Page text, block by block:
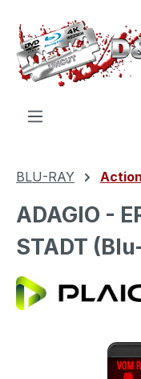
Zum Hauptinhalt
BLU-RAY
ADAGIO -
STADT
Bildergalerie